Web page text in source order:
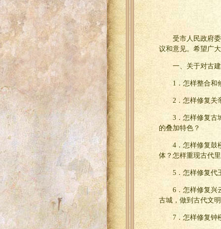
受市人民政府
议和意见。希望广
一、关于对古
1．怎样整合和
2．怎样修复关
3．怎样修复古
的叠加特色？
4．怎样修复鼓
体？怎样重现古代
5．怎样修复代
6．怎样修复兴
古城，做到古代文
7．怎样修复钟